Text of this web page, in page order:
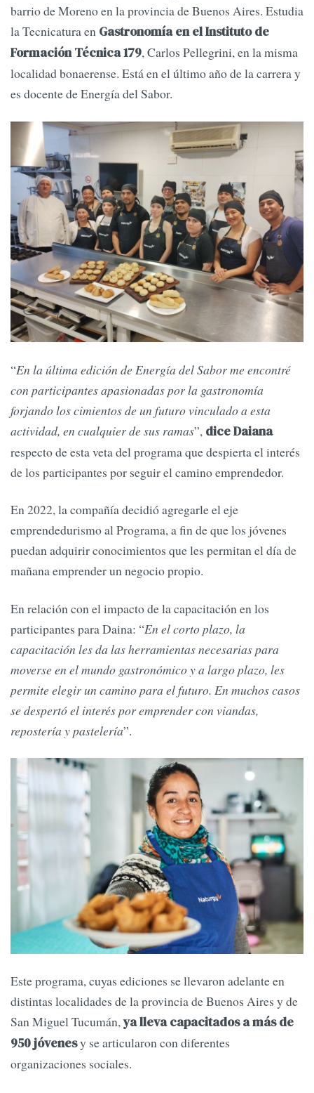
barrio de Moreno en la provincia de Buenos Aires. Estudia
la Tecnicatura en Gastronomía en el Instituto de
Formación Técnica 179, Carlos Pellegrini, en la misma
localidad bonaerense. Está en el último año de la carrera y
es docente de Energía del Sabor.
“En la última edición de Energía del Sabor me encontré
con participantes apasionadas por la gastronomía
forjando los cimientos de un futuro vinculado a esta
actividad, en cualquier de sus ramas”, dice Daiana
respecto de esta veta del programa que despierta el interés
de los participantes por seguir el camino emprendedor.
En 2022, la compañía decidió agregarle el eje
emprendedurismo al Programa, a fin de que los jóvenes
puedan adquirir conocimientos que les permitan el día de
mañana emprender un negocio propio.
En relación con el impacto de la capacitación en los
participantes para Daina: “En el corto plazo, la
capacitación les da las herramientas necesarias para
moverse en el mundo gastronómico y a largo plazo, les
permite elegir un camino para el futuro. En muchos casos
se despertó el interés por emprender con viandas,
repostería y pastelería”.
Este programa, cuyas ediciones se llevaron adelante en
distintas localidades de la provincia de Buenos Aires y de
San Miguel Tucumán,ya lleva capacitados a más de
950 jóvenesy se articularon con diferentes
organizaciones sociales.